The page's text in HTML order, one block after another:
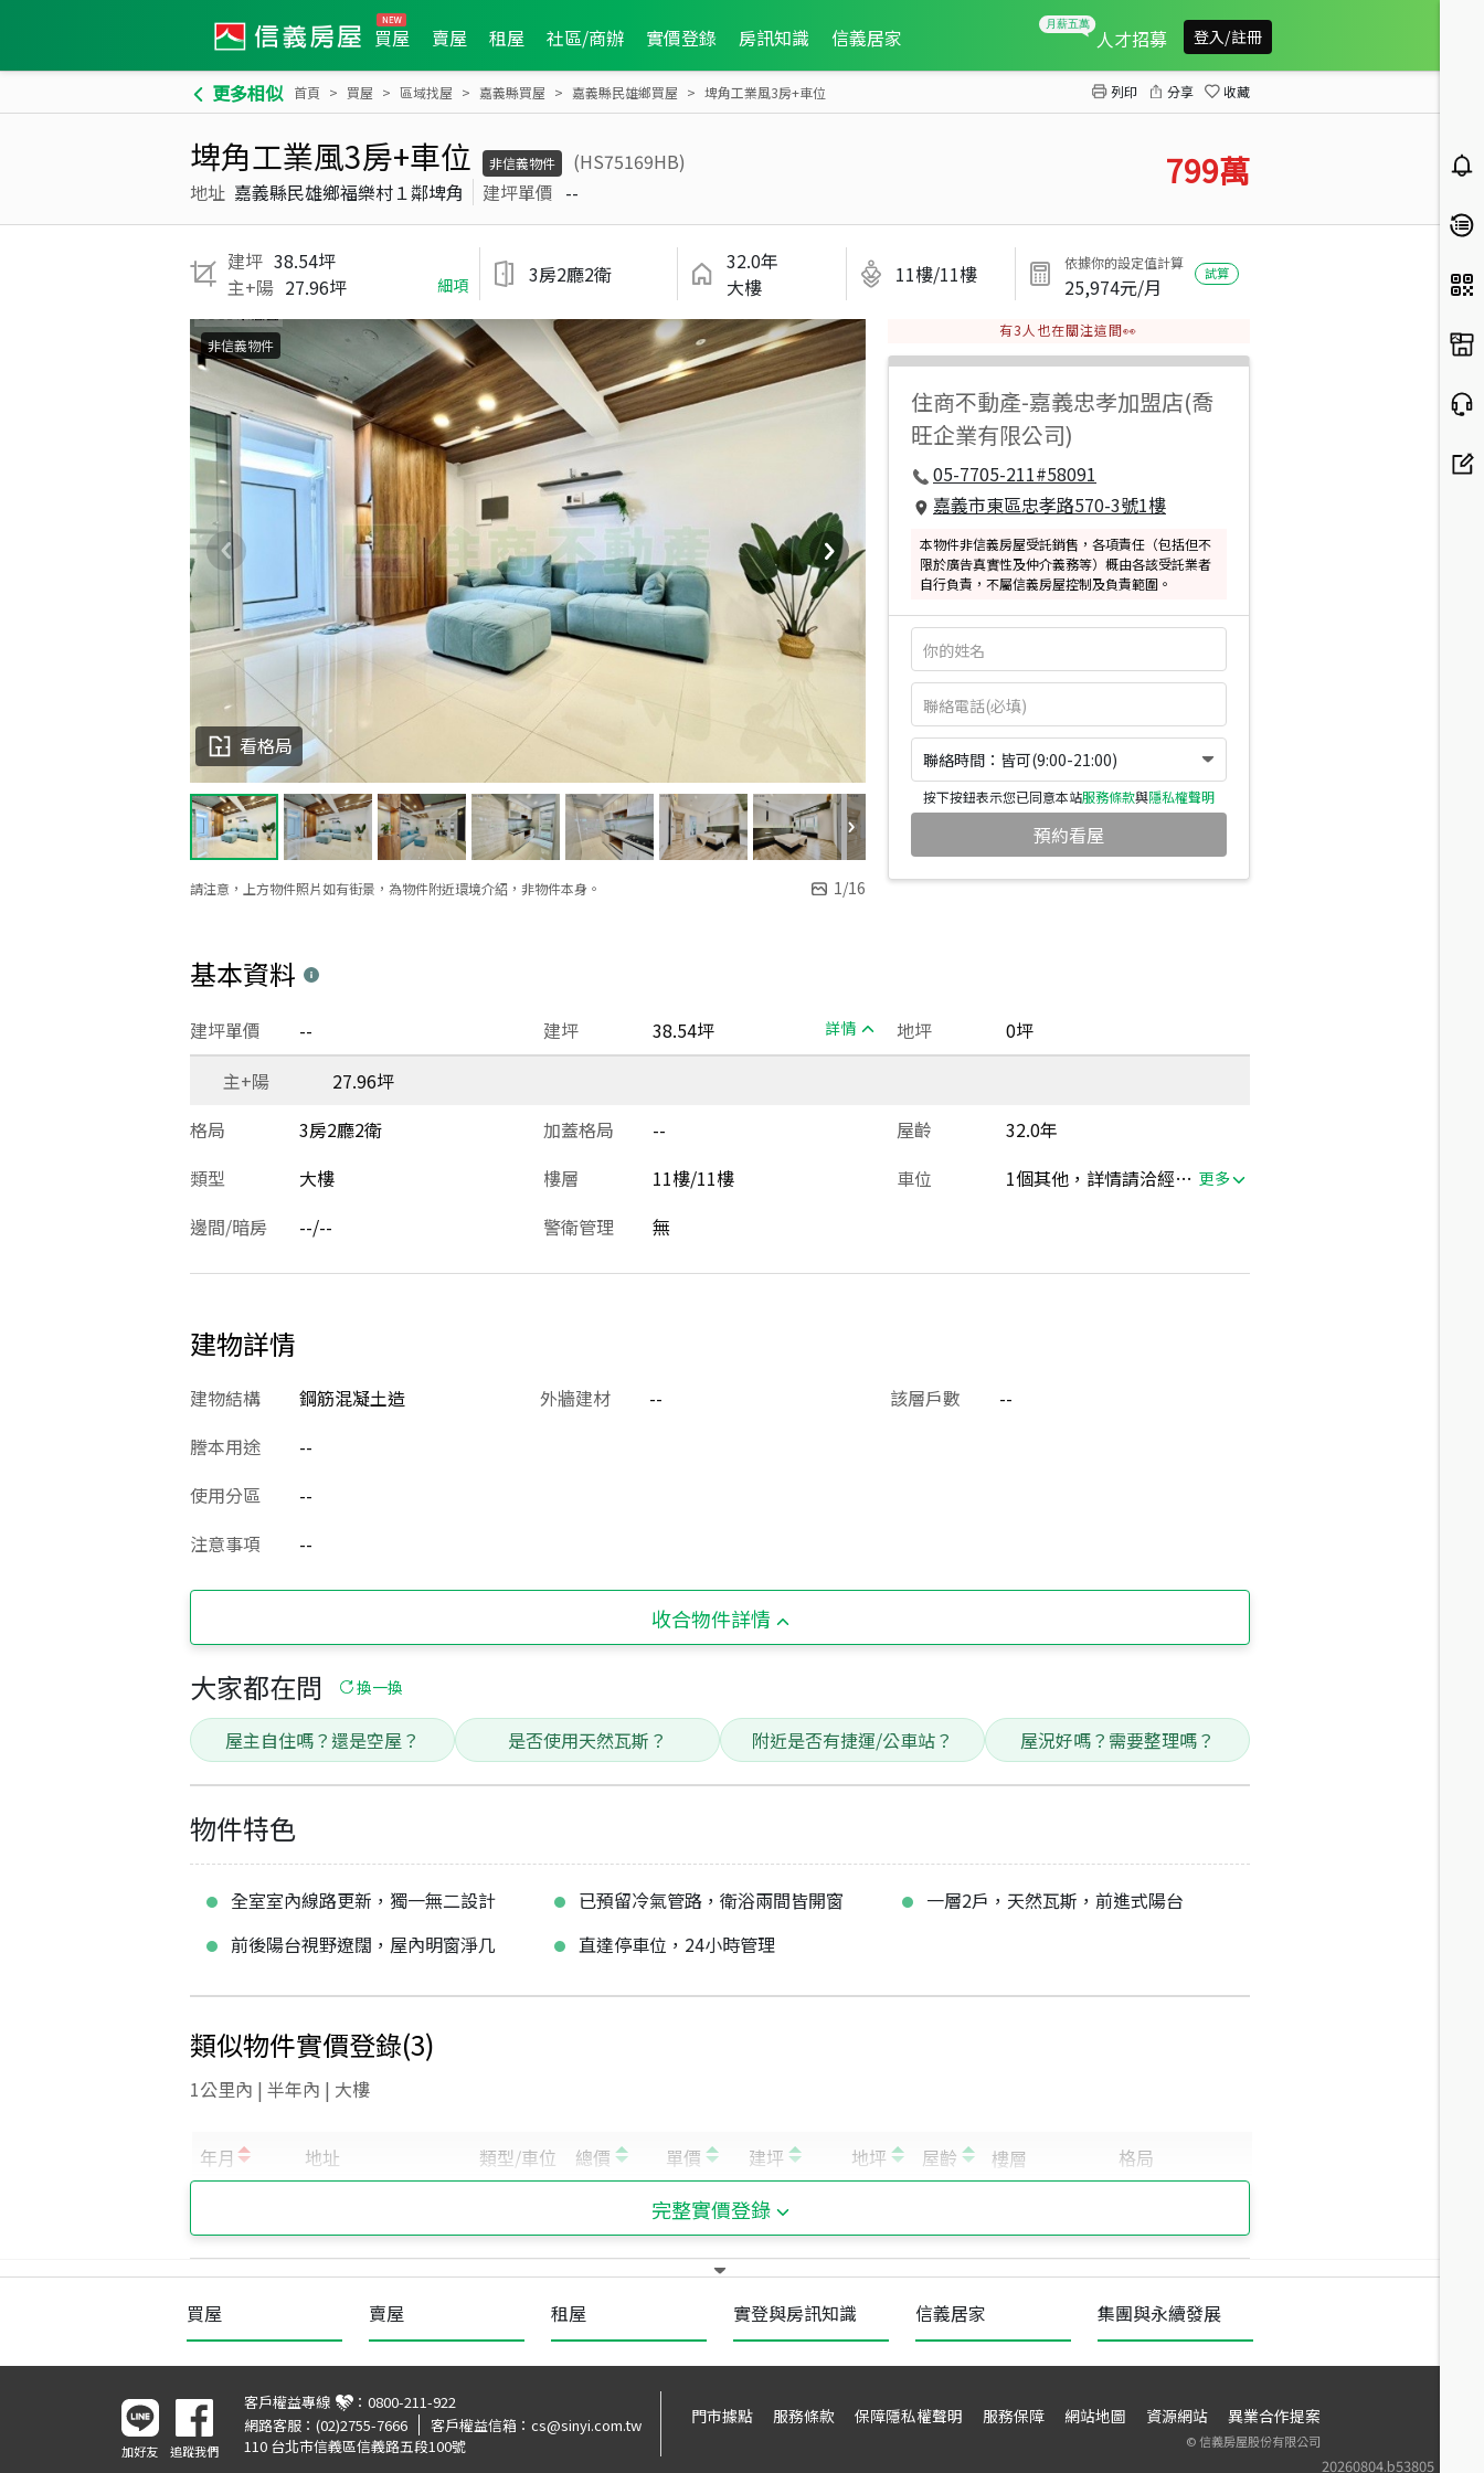
買屋 賣屋 租屋 社區/商辦 實價登錄 房訊知識 信義居家 人才招募 登入/註冊
更多相似 首頁 買屋 區域找屋 嘉義縣買屋 嘉義縣民雄鄉買屋 埤角工業風3房+車位 列印 分享 收藏
埤角工業風3房+車位 非信義物件
(HS75169HB)
地址 嘉義縣民雄鄉福樂村１鄰埤角 建坪單價 -- 799萬
建坪 38.54坪
主+陽 27.96坪 細項 3房2廳2衛
32.0年
大樓
11樓/11樓 依據你的設定值計算
25,974元/月
試算
請注意，上方物件照片如有街景，為物件附近環境介紹，非物件本身。 1/16
看格局
非信義物件
有3 人也在關注這間👀
住商不動產-嘉義忠孝加盟店(喬
旺企業有限公司)
05-7705-211#58091
嘉義市東區忠孝路570-3號1樓
本物件非信義房屋受託銷售，各項責任（包括但不
限於廣告真實性及仲介義務等）概由各該受託業者
自行負責，不屬信義房屋控制及負責範圍。
聯絡時間：皆可(9:00-21:00)
按下按鈕表示您已同意本站服務條款與隱私權聲明
預約看屋
基本資料
建坪 38.54坪 詳情
建坪單價 -- 地坪
0坪
主+陽
27.96坪
格局
3房2廳2衛 加蓋格局 -- 屋齡
32.0年
類型
大樓 樓層 11樓/11樓 車位 1個其他，詳情請洽經紀人員 更多
邊間/暗房 --/-- 警衛管理 無
建物詳情
建物結構 鋼筋混凝土造 外牆建材 -- 該層戶數
--
謄本用途
--
使用分區
--
注意事項
--
收合物件詳情
大家都在問 換一換
屋主自住嗎？還是空屋？ 是否使用天然瓦斯？ 附近是否有捷運/公車站？ 屋況好嗎？需要整理嗎？
物件特色
全室室內線路更新，獨一無二設計 已預留冷氣管路，衛浴兩間皆開窗
一層2戶，天然瓦斯，前進式陽台
前後陽台視野遼闊，屋內明窗淨几
直達停車位，24小時管理
類似物件實價登錄(3)
1公里內 | 半年內 | 大樓
完整實價登錄
買屋 賣屋 租屋 實登與房訊知識 信義居家 集團與永續發展
20260804.b53805
加好友 追蹤我們
客戶權益專線 ： 0800-211-922
網路客服： (02)2755-7666 客戶權益信箱： cs@sinyi.com.tw
110 台北市信義區信義路五段100號
門市據點 服務條款 保障隱私權聲明 服務保障 網站地圖 資源網站 異業合作提案
©信義房屋股份有限公司